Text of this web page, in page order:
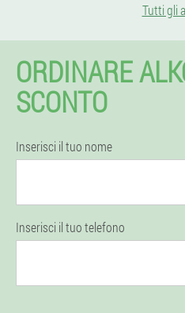
Tutti gli
ORDINARE
SCONTO
Inserisci il tuo nome
Inserisci il tuo telefono